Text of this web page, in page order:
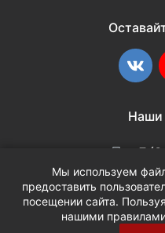
Мы используем
предоставить
посещении сайта.
нашими
Наши
+7